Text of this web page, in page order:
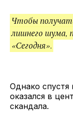
Чтобы
лишнего шума,
«Сегодня».
Однако спустя
оказался в
скандала.